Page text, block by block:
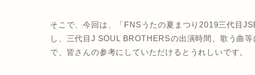
そこで、今回は、 「FNSうたの夏まつり2019三代目
し、 三代目J SOUL BROTHERSの出演時間、歌う曲等
で、皆さんの参考にしていただけるとうれしいです。